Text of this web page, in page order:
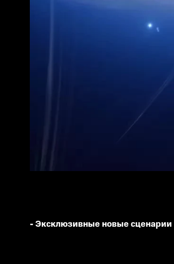
- Эксклюзивные новые сценарии